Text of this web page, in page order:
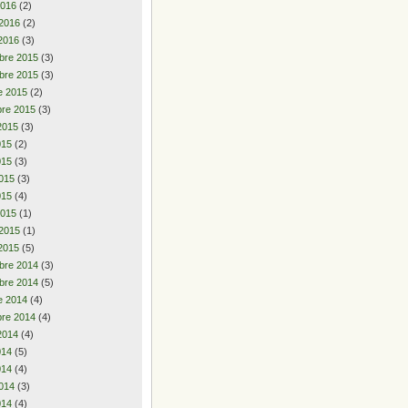
(2)
(2)
(3)
2015 (3)
2015 (3)
2015 (2)
2015 (3)
(3)
(2)
(3)
(3)
(4)
(1)
(1)
(5)
2014 (3)
2014 (5)
2014 (4)
2014 (4)
(4)
(5)
(4)
(3)
(4)